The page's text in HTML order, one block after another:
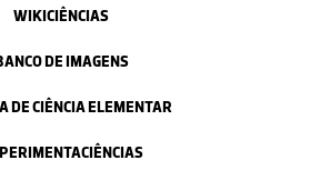
WIKICIÊNCIAS
DE IMAGENS
DE CIÊNCIA ELEMENTAR